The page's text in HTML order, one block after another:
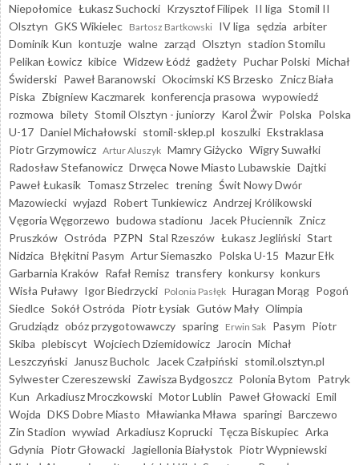
Niepołomice Łukasz Suchocki Krzysztof Filipek II liga Stomil II
Olsztyn GKS Wikielec Bartosz Bartkowski IV liga sędzia arbiter
Dominik Kun kontuzje walne zarząd Olsztyn stadion Stomilu
Pelikan Łowicz kibice Widzew Łódź gadżety Puchar Polski Michał
Świderski Paweł Baranowski Okocimski KS Brzesko Znicz Biała
Piska Zbigniew Kaczmarek konferencja prasowa wypowiedź
rozmowa bilety Stomil Olsztyn - juniorzy Karol Żwir Polska Polska
U-17 Daniel Michałowski stomil-sklep.pl koszulki Ekstraklasa
Piotr Grzymowicz Artur Aluszyk Mamry Giżycko Wigry Suwałki
Radosław Stefanowicz Drwęca Nowe Miasto Lubawskie Dajtki
Paweł Łukasik Tomasz Strzelec trening Świt Nowy Dwór
Mazowiecki wyjazd Robert Tunkiewicz Andrzej Królikowski
Vęgoria Węgorzewo budowa stadionu Jacek Płuciennik Znicz
Pruszków Ostróda PZPN Stal Rzeszów Łukasz Jegliński Start
Nidzica Błękitni Pasym Artur Siemaszko Polska U-15 Mazur Ełk
Garbarnia Kraków Rafał Remisz transfery konkursy konkurs
Wisła Puławy Igor Biedrzycki Polonia Pasłęk Huragan Morąg Pogoń
Siedlce Sokół Ostróda Piotr Łysiak Gutów Mały Olimpia
Grudziądz obóz przygotowawczy sparing Erwin Sak Pasym Piotr
Skiba plebiscyt Wojciech Dziemidowicz Jarocin Michał
Leszczyński
Janusz Bucholc Jacek Czałpiński stomil.olsztyn.pl
Sylwester Czereszewski Zawisza Bydgoszcz Polonia Bytom Patryk
Kun Arkadiusz Mroczkowski Motor Lublin Paweł Głowacki Emil
Wojda DKS Dobre Miasto Mławianka Mława sparingi Barczewo
Zin Stadion wywiad Arkadiusz Koprucki Tęcza Biskupiec Arka
Gdynia Piotr Głowacki Jagiellonia Białystok Piotr Wypniewski